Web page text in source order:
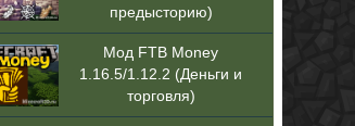
предысторию)
Мод FTB Money
1.16.5/1.12.2 (Деньги и
торговля)